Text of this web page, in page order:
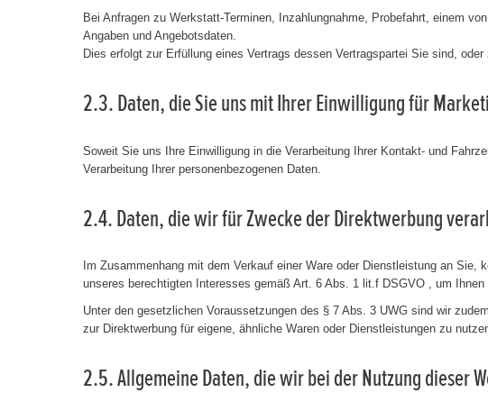
Bei Anfragen zu Werkstatt-Terminen, Inzahlungnahme, Probefahrt, einem
Angaben und Angebotsdaten.
Dies erfolgt zur Erfüllung eines Vertrags dessen Vertragspartei Sie sind,
2.3. Daten, die Sie uns mit Ihrer Einwilligung für
Soweit Sie uns Ihre Einwilligung in die Verarbeitung Ihrer Kontakt- und
Verarbeitung Ihrer personenbezogenen Daten.
2.4. Daten, die wir für Zwecke der Direktwerbung
Im Zusammenhang mit dem Verkauf einer Ware oder Dienstleistung an
unseres berechtigten Interesses gemäß Art. 6 Abs. 1 lit.f DSGVO , um
Unter den gesetzlichen Voraussetzungen des § 7 Abs. 3 UWG sind wir
zur Direktwerbung für eigene, ähnliche Waren oder Dienstleistungen zu
2.5. Allgemeine Daten, die wir bei der Nutzung dieser